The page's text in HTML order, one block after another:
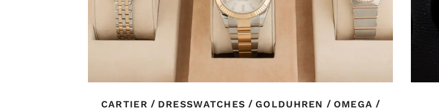
CARTIER / DRESSWATCHES /GOLDUHREN / OMEGA /